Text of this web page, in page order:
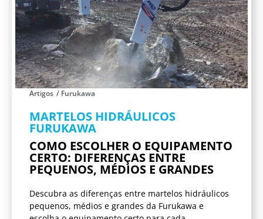
Artigos / Furukawa
MARTELOS HIDRÁULICOS
FURUKAWA
COMO ESCOLHER O EQUIPAMENTO
CERTO: DIFERENÇAS ENTRE
PEQUENOS, MÉDIOS E GRANDES
Descubra as diferenças entre martelos hidráulicos
pequenos, médios e grandes da Furukawa e